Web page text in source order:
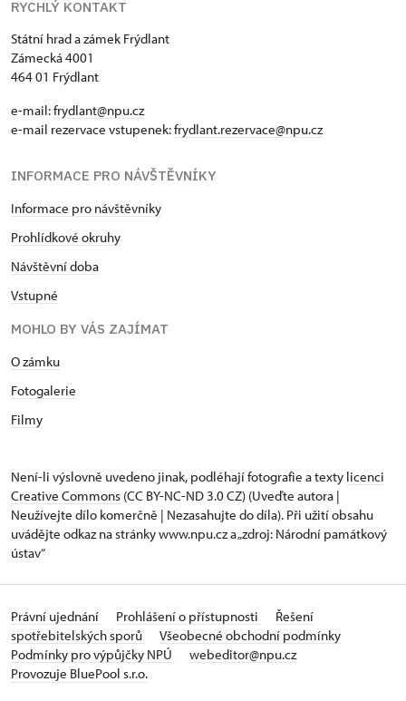
RYCHLÝ KONTAKT
Státní hrad a zámek Frýdlant
Zámecká 4001
464 01 Frýdlant
e-mail:frydlant@npu.cz
e-mail rezervace vstupenek:frydlant.rezervace@npu.cz
INFORMACE PRO NÁVŠTĚVNÍKY
Informace pro návštěvníky
Prohlídkové okruhy
Návštěvní doba
Vstupné
MOHLO BY VÁS ZAJÍMAT
O zámku
Fotogalerie
Filmy
Není-li výslovně uvedeno jinak, podléhají fotografie a texty licenci
Creative Commons (CC BY-NC-ND 3.0 CZ) (Uveďte autora |
Neužívejte dílo komerčně | Nezasahujte do díla). Při užití obsahu
uvádějte odkaz na stránky www.npu.cz a „zdroj: Národní památkový
ústav“
Právní ujednání Prohlášení o přístupnosti
Řešení
spotřebitelských sporů
Všeobecné obchodní podmínky
Podmínky pro výpůjčky NPÚ
webeditor@npu.cz
Provozuje BluePool s.r.o.